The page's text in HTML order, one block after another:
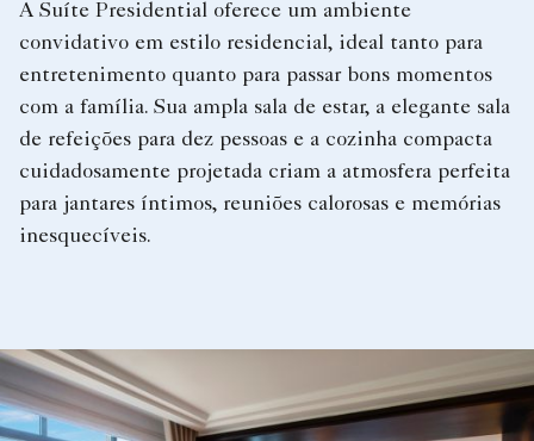
A Suíte Presidential oferece um ambiente
convidativo em estilo residencial, ideal tanto para
entretenimento quanto para passar bons momentos
com a família. Sua ampla sala de estar, a elegante sala
de refeições para dez pessoas e a cozinha compacta
cuidadosamente projetada criam a atmosfera perfeita
para jantares íntimos, reuniões calorosas e memórias
inesquecíveis.